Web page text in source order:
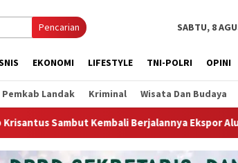
Pencarian SABTU, 8
EKONOMI LIFESTYLE TNI-POLRI OPINI
Pemkab Landak Kriminal Wisata Dan Budaya
Ekspor Alumina, Dorong Penguatan